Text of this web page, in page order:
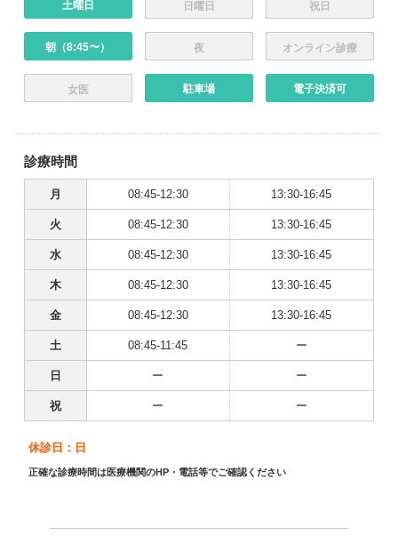
土曜日 日曜日 祝日
朝（8:45〜） 夜 オンライン診療
女医 駐車場 電子決済可
診療時間
月 08:45-12:30 13:30-16:45
火 08:45-12:30 13:30-16:45
水 08:45-12:30 13:30-16:45
木 08:45-12:30 13:30-16:45
金 08:45-12:30 13:30-16:45
土 08:45-11:45 ー
日 ー ー
祝 ー ー
休診日：日
正確な診療時間は医療機関のHP・電話等でご確認ください